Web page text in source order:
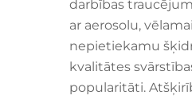
darbības
ar aerosolu,
nepietiekamu
kvalitātes
popularitāti.